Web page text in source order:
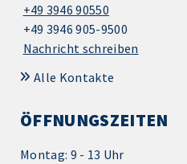
+49 3946 90550
+49 3946 905-9500
Nachricht schreiben
Alle Kontakte
ÖFFNUNGSZEITEN
Montag: 9 - 13 Uhr